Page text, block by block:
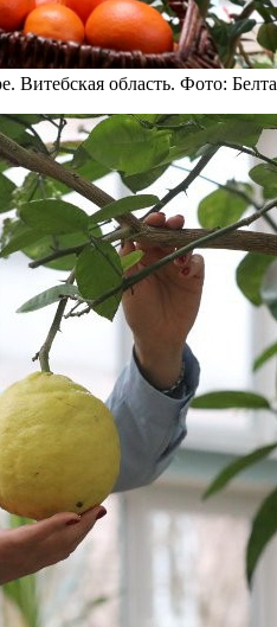
Витебская область. Фото: Белта